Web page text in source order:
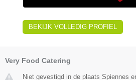
BEKIJK VOLLEDIG PROFIEL
Very Food Catering
Niet gevestigd in de plaats Spiennes